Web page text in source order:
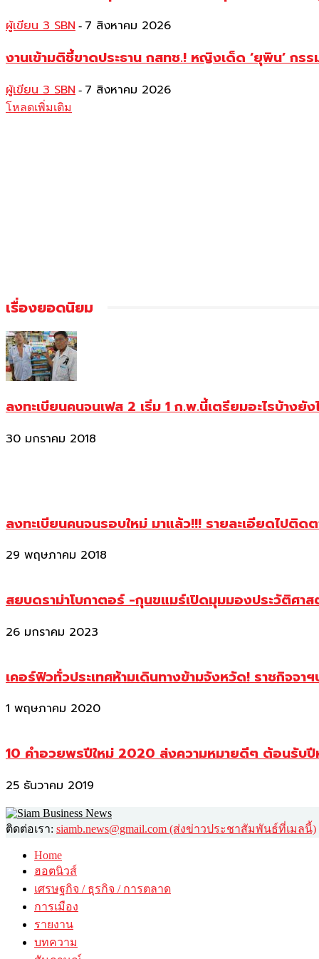
ผู้เขียน 3 SBN - 7 สิงหาคม 2026
งานเข้ามติชี้ขาดประธาน กสทช.! หญิงเด็ด ‘ยุพิน’ กร
ผู้เขียน 3 SBN - 7 สิงหาคม 2026
โหลดเพิ่มเติม
เรื่องยอดนิยม
ลงทะเบียนคนจนเฟส 2 เริ่ม 1 ก.พ.นี้เตรียมอะไรบ้างยัง
30 มกราคม 2018
ลงทะเบียนคนจนรอบใหม่ มาแล้ว!!! รายละเอียดไปติด
29 พฤษภาคม 2018
สยบดราม่าโบกาตอร์ -กุนขแมร์เปิดมุมมองประวัติศา
26 มกราคม 2023
เคอร์ฟิวทั่วประเทศห้ามเดินทางข้ามจังหวัด! ราชกิจจา
1 พฤษภาคม 2020
10 คำอวยพรปีใหม่ 2020 ส่งความหมายดีๆ ต้อนรับ
25 ธันวาคม 2019
ติดต่อเรา: siamb.news@gmail.com (ส่งข่าวประชาสัมพันธ์ที่เมลนี้)
Home
ฮอตนิวส์
เศรษฐกิจ / ธุรกิจ / การตลาด
การเมือง
รายงาน
บทความ